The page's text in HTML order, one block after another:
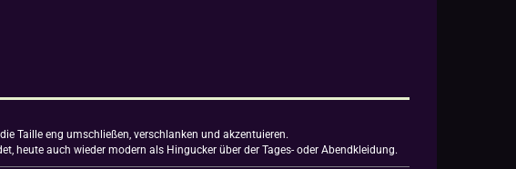
Taille eng umschließen, verschlanken und akzentuieren.
heute auch wieder modern als Hingucker über der Tages- oder Abendkleidung.